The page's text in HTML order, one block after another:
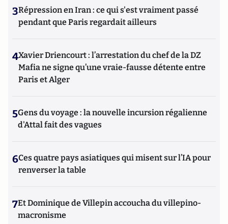
3Répression en Iran : ce qui s'est vraiment passé
pendant que Paris regardait ailleurs
4Xavier Driencourt : l’arrestation du chef de la DZ
Mafia ne signe qu’une vraie-fausse détente entre
Paris et Alger
5Gens du voyage : la nouvelle incursion régalienne
d'Attal fait des vagues
6Ces quatre pays asiatiques qui misent sur l’IA pour
renverser la table
7Et Dominique de Villepin accoucha du villepino-
macronisme